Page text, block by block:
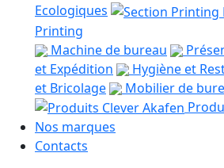
Ecologiques
Printing
Machine de bureau
et Expédition
Hygiène et
et Bricolage
Mobilier de
Nos marques
Contacts